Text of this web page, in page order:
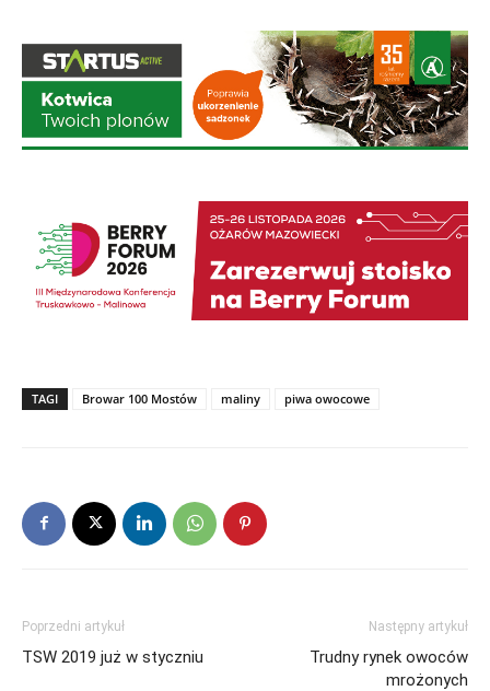
TAGI Browar 100 Mostów maliny piwa owocowe
Poprzedni artykuł
TSW 2019 już w styczniu
Następny artykuł
Trudny rynek owoców
mrożonych